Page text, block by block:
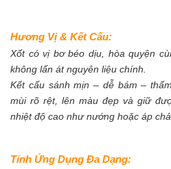
Hương Vị & Kết Cấu:
Xốt có vị bơ béo dịu, hòa quyện
không lấn át nguyên liệu chính.
Kết cấu sánh mịn – dễ bám –
mùi rõ rệt, lên màu đẹp và giữ
nhiệt độ cao như nướng hoặc áp
Tính Ứng Dụng Đa Dạng: